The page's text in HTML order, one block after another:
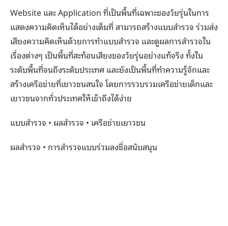
Website และ Application ที่เป็นพื้นที่เฉพาะของวัยรุ่นในการ
แสดงความคิดเห็นได้อย่างเต็มที่ สามารถสร้างแบบสำรวจ ร่วมส่ง
เสียงความคิดเห็นด้วยการทำแบบสำรวจ และดูผลการสำรวจใน
เรื่องต่างๆ เป็นพื้นที่สะท้อนเสียงของวัยรุ่นอย่างแท้จริง ทั้งใน
ระดับพื้นที่จนถึงระดับประเทศ และยังเป็นพื้นที่ทำความรู้จักและ
สร้างเครือข่ายที่เยาวชนสนใจ โดยการรวบรวมเครือข่ายเด็กและ
เยาวชนจากทั่วประเทศให้เข้าถึงได้ง่าย
แบบสำรวจ • ผลสำรวจ • เครือข่ายเยาวชน
ผลสำรวจ • การสำรวจแบบร่วมลงชื่อสนับสนุน